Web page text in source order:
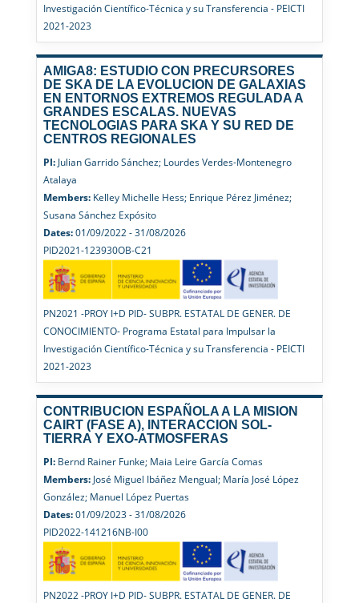
Investigación Científico-Técnica y su Transferencia - PEICTI
2021-2023
AMIGA8: ESTUDIO CON PRECURSORES
DE SKA DE LA EVOLUCION DE GALAXIAS
EN ENTORNOS EXTREMOS REGULADA A
GRANDES ESCALAS. NUEVAS
TECNOLOGIAS PARA SKA Y SU RED DE
CENTROS REGIONALES
PI:Julian Garrido Sánchez; Lourdes Verdes-Montenegro
Atalaya
Members:Kelley Michelle Hess; Enrique Pérez Jiménez;
Susana Sánchez Expósito
Dates:01/09/2022 - 31/08/2026
PID2021-123930OB-C21
PN2021 -PROY I+D PID- SUBPR. ESTATAL DE GENER. DE
CONOCIMIENTO- Programa Estatal para Impulsar la
Investigación Científico-Técnica y su Transferencia - PEICTI
2021-2023
CONTRIBUCION ESPAÑOLA A LA MISION
CAIRT (FASE A), INTERACCION SOL-
TIERRA Y EXO-ATMOSFERAS
PI:Bernd Rainer Funke; Maia Leire García Comas
Members:José Miguel Ibáñez Mengual; María José López
González; Manuel López Puertas
Dates:01/09/2023 - 31/08/2026
PID2022-141216NB-I00
PN2022 -PROY I+D PID- SUBPR. ESTATAL DE GENER. DE